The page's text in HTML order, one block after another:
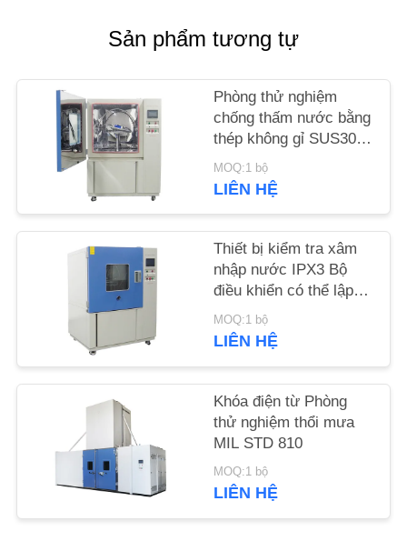
TIN
TỨC
BÁO
TRANG
PRIVACY
POLICY
Sản phẩm tương tự
Phòng thử nghiệm
chống thấm nước bằng
thép không gỉ SUS304
Tuần hoàn nước IPX4
MOQ:1 bộ
LIÊN HỆ
Thiết bị kiểm tra xâm
nhập nước IPX3 Bộ
điều khiển có thể lập
trình
MOQ:1 bộ
LIÊN HỆ
Khóa điện từ Phòng
thử nghiệm thổi mưa
MIL STD 810
MOQ:1 bộ
LIÊN HỆ